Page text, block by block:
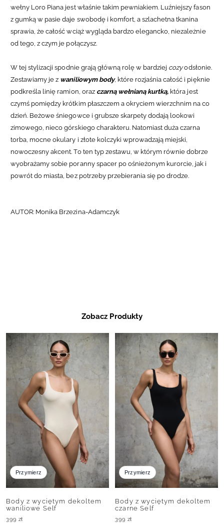
wełny Loro Piana jest właśnie takim pewniakiem. Luźniejszy fason
z gumką w pasie daje swobodę i komfort, a szlachetna tkanina
sprawia, że całość wciąż wygląda bardzo elegancko, niezależnie
od tego, z czym je połączysz.
W tej stylizacji spodnie grają główną rolę w bardziej cozyodsłonie.
Zestawiamy je z waniliowym body, które rozjaśnia całość i pięknie
podkreśla linię ramion, oraz czarną wełnianą kurtką, która jest
czymś pomiędzy krótkim płaszczem a okryciem wierzchnim na co
dzień. Beżowe śniegowce i grubsze skarpety dodają lookowi
zimowego, nieco górskiego charakteru. Natomiast duża czarna
torba, mocne okulary i złote kolczyki wprowadzają miejski,
nowoczesny akcent. To ten typ zestawu, w którym równie dobrze
wyobrażamy sobie poranny spacer po ośnieżonym kurorcie, jak i
powrót do miasta, bez potrzeby przebierania się po drodze.
AUTOR: Monika Brzezina-Adamczyk
Zobacz Produkty
Przymierz
Body z wyciętym dekoltem
waniliowe Self
399 zł
Przymierz
Body z wyciętym dekoltem
czarne Self
399 zł